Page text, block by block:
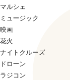
マルシェ
ミュージック
映画
花火
ナイトクルーズ
ドローン
ラジコン